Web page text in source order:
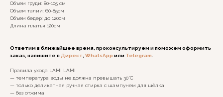
Объем груди: 80-105 см
Объем талии: 60-85см
Объем бедер: до 120см
Длина платья 120см
Ответим в ближайшее время, проконсультируем и поможем оформить
заказ, напишите в Директ WhatsApp или Telegram
Правила ухода LAMI LAMI
— температура воды не должна превышать 30°C
— только деликатная ручная стирка с шампунем для шёлка
— без отжима